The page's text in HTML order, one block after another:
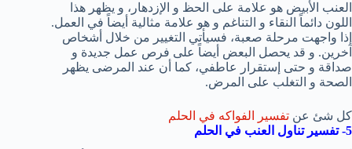
العنب الأبيض هو علامة على الحظ و الإزدهار، و يظهر هذا
اللون دائماً النقاء و التناغم و هو علامة مثالية أيضاً في العمل.
إذا واجهت مرحلة صعبة، فسيأتي التغيير من خلال أشخاص
آخرين. و قد يحصل البعض أيضاً على فرص عمل جديدة و
صداقة و حتى إستقرار عاطفي، كما أن عند المرضى يظهر
الصحة و التغلب على المرض.
كل شئ عن تفسير الفواكه في الحلم
5- تفسير تناول العنب في الحلم